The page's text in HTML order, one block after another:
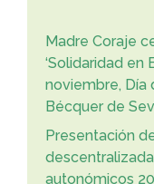
Madre Coraje
‘Solidaridad en
noviembre, Día
Bécquer de
Presentación
autonómicos